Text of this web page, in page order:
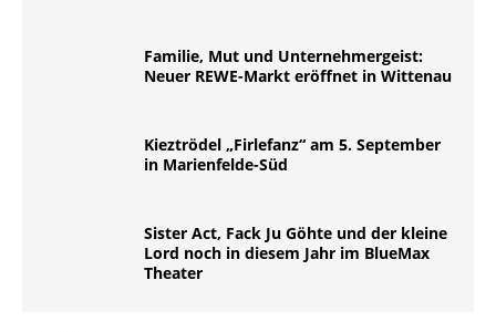
Familie, Mut und Unternehmergeist:
Neuer REWE-Markt eröffnet in Wittenau
Kieztrödel „Firlefanz“ am 5. September
in Marienfelde-Süd
Sister Act, Fack Ju Göhte und der kleine
Lord noch in diesem Jahr im BlueMax
Theater